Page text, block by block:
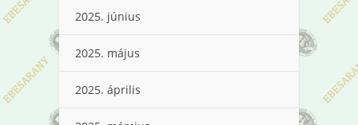
2025. június
2025. május
2025. április